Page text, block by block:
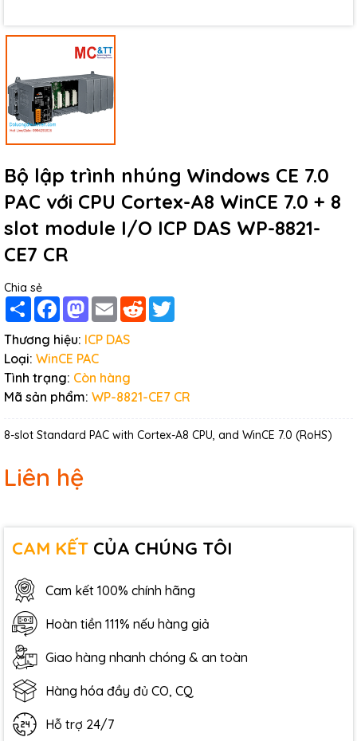
Bộ lập trình nhúng Windows CE 7.0
PAC với CPU Cortex-A8 WinCE 7.0 + 8
slot module I/O ICP DAS WP-8821-
CE7 CR
Chia sẻ
Share FacebookMastodon
Email Reddit
Thương hiệu: ICP DAS
Loại: WinCE PAC
Tình trạng: Còn hàng
Mã sản phẩm: WP-8821-CE7 CR
8-slot Standard PAC with Cortex-A8 CPU, and WinCE 7.0 (RoHS)
Liên hệ
CAM KẾT CỦA CHÚNG TÔI
Cam kết 100% chính hãng
Hoàn tiền 111% nếu hàng giả
Giao hàng nhanh chóng & an toàn
Hàng hóa đầy đủ CO, CQ
Hỗ trợ 24/7